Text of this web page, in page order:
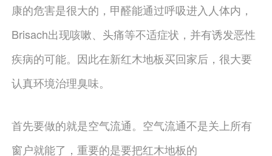
康的危害是很大的，甲醛能通过呼吸进入人体内，
Brisach出现咳嗽、头痛等不适症状，并有诱发恶性
疾病的可能。因此在新红木地板买回家后，很大要
认真环境治理臭味。
首先要做的就是空气流通。空气流通不是关上所有
窗户就能了，重要的是要把红木地板的